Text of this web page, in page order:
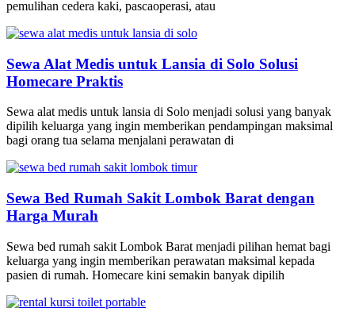
pemulihan cedera kaki, pascaoperasi, atau
Sewa Alat Medis untuk Lansia di Solo Solusi
Homecare Praktis
Sewa alat medis untuk lansia di Solo menjadi solusi yang banyak
dipilih keluarga yang ingin memberikan pendampingan maksimal
bagi orang tua selama menjalani perawatan di
Sewa Bed Rumah Sakit Lombok Barat dengan
Harga Murah
Sewa bed rumah sakit Lombok Barat menjadi pilihan hemat bagi
keluarga yang ingin memberikan perawatan maksimal kepada
pasien di rumah. Homecare kini semakin banyak dipilih